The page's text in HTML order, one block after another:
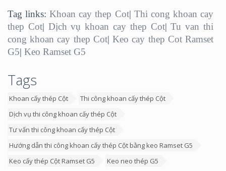
Tag links:Khoan cay thep Cot| Thi cong khoan cay
thep Cot| Dịch vụ khoan cay thep Cot|Tu van thi
cong khoan cay thep Cot|Keo cay thep Cot Ramset
G5| Keo Ramset G5
Tags
Khoan cấy thép Cột
Thi công khoan cấy thép Cột
Dịch vụ thi công khoan cấy thép Cột
Tư vấn thi công khoan cấy thép Cột
Hướng dẫn thi công khoan cấy thép Cột bằng keo Ramset G5
Keo cấy thép Cột Ramset G5
Keo neo thép G5